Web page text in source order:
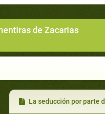
de Zacarias
La seducción por parte del